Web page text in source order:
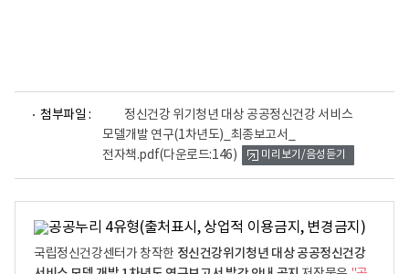
첨부파일 :
정신건강 위기청년 대상 공공정신건강 서비스
모델개발 연구(1차년도)_최종보고서_
전자책.pdf(다운로드:146) 미리보기/음성듣기
국립정신건강센터가 창작한 정신건강위기청년 대상 공공정신건강